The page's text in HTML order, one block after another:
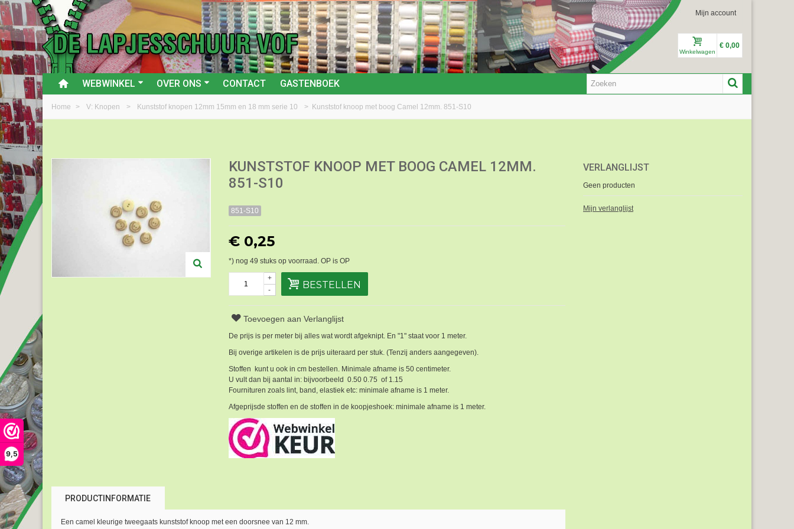
9,5
Mijn account
Winkelwagen
€ 0,00
WEBWINKEL OVER ONS CONTACT GASTENBOEK
Home > V: Knopen > Kunststof knopen 12mm 15mm en 18 mm serie 10 > Kunststof knoop met boog Camel 12mm. 851-S10
KUNSTSTOF KNOOP MET BOOG CAMEL 12MM.
851-S10
851-S10
€ 0,25
*) nog 49 stuks op voorraad. OP is OP
-
+
BESTELLEN
Toevoegen aan Verlanglijst
De prijs is per meter bij alles wat wordt afgeknipt. En "1" staat voor 1 meter.
Bij overige artikelen is de prijs uiteraard per stuk. (Tenzij anders aangegeven).
Stoffen kunt u ook in cm bestellen. Minimale afname is 50 centimeter.
U vult dan bij aantal in: bijvoorbeeld 0.50 0.75 of 1.15
Fournituren zoals lint, band, elastiek etc: minimale afname is 1 meter.
Afgeprijsde stoffen en de stoffen in de koopjeshoek: minimale afname is 1 meter.
PRODUCTINFORMATIE
Een camel kleurige tweegaats kunststof knoop met een doorsnee van 12 mm.
VERLANGLIJST
Geen producten
Mijn verlanglijst